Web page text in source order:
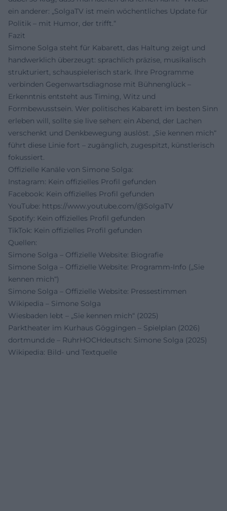
ein anderer: „SolgaTV ist mein wöchentliches Update für
Politik – mit Humor, der trifft.“
Fazit
Simone Solga steht für Kabarett, das Haltung zeigt und
handwerklich überzeugt: sprachlich präzise, musikalisch
strukturiert, schauspielerisch stark. Ihre Programme
verbinden Gegenwartsdiagnose mit Bühnenglück –
Erkenntnis entsteht aus Timing, Witz und
Formbewusstsein. Wer politisches Kabarett im besten Sinn
erleben will, sollte sie live sehen: ein Abend, der Lachen
verschenkt und Denkbewegung auslöst. „Sie kennen mich“
führt diese Linie fort – zugänglich, zugespitzt, künstlerisch
fokussiert.
Offizielle Kanäle von Simone Solga:
Instagram: Kein offizielles Profil gefunden
Facebook: Kein offizielles Profil gefunden
YouTube: https://www.youtube.com/@SolgaTV
Spotify: Kein offizielles Profil gefunden
TikTok: Kein offizielles Profil gefunden
Quellen:
Simone Solga – Offizielle Website: Biografie
Simone Solga – Offizielle Website: Programm-Info („Sie
kennen mich“)
Simone Solga – Offizielle Website: Pressestimmen
Wikipedia – Simone Solga
Wiesbaden lebt – „Sie kennen mich“ (2025)
Parktheater im Kurhaus Göggingen – Spielplan (2026)
dortmund.de – RuhrHOCHdeutsch: Simone Solga (2025)
Wikipedia: Bild- und Textquelle